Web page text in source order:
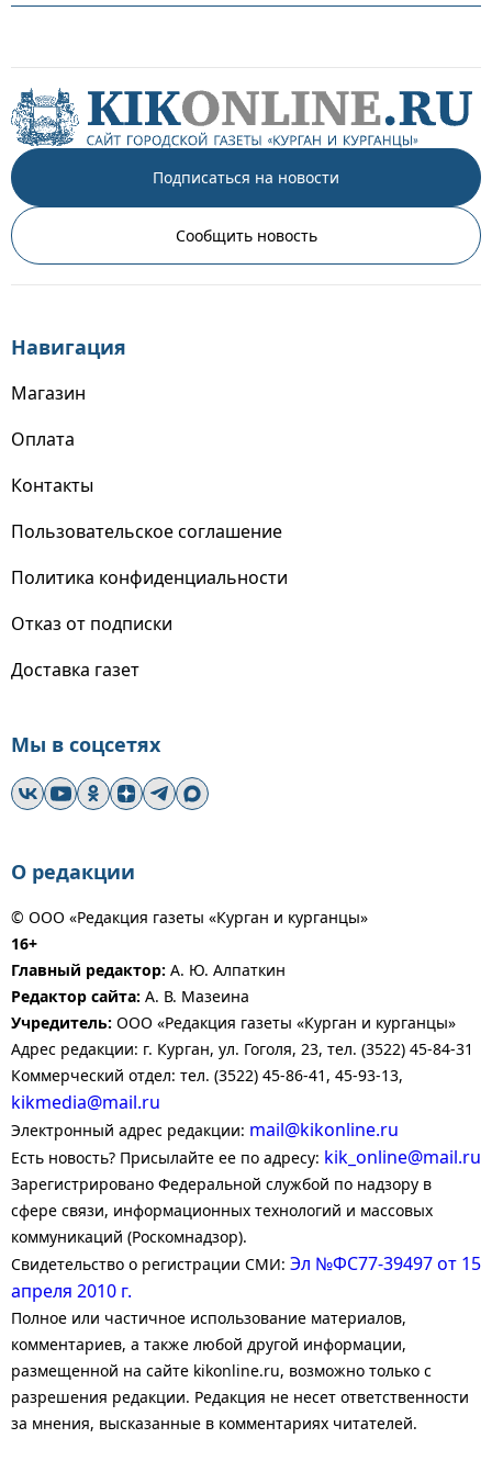
Подписаться на новости
Сообщить новость
Навигация
Магазин
Оплата
Контакты
Пользовательское соглашение
Политика конфиденциальности
Отказ от подписки
Доставка газет
Мы в соцсетях
О редакции
© ООО «Редакция газеты «Курган и курганцы»
16+
Главный редактор: А. Ю. Алпаткин
Редактор сайта: А. В. Мазеина
Учредитель: ООО «Редакция газеты «Курган и курганцы»
Адрес редакции: г. Курган, ул. Гоголя, 23, тел. (3522) 45-84-31
Коммерческий отдел: тел. (3522) 45-86-41, 45-93-13,
kikmedia@mail.ru
Электронный адрес редакции: mail@kikonline.ru
Есть новость? Присылайте ее по адресу: kik_online@mail.ru
Зарегистрировано Федеральной службой по надзору в
сфере связи, информационных технологий и массовых
коммуникаций (Роскомнадзор).
Свидетельство о регистрации СМИ: Эл №ФС77-39497 от 15
апреля 2010 г.
Полное или частичное использование материалов,
комментариев, а также любой другой информации,
размещенной на сайте kikonline.ru, возможно только с
разрешения редакции. Редакция не несет ответственности
за мнения, высказанные в комментариях читателей.